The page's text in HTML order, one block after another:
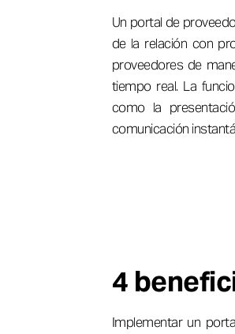
Un portal de
de la relación con
proveedores de
tiempo real. La
como la
comunicación
4
Implementar un